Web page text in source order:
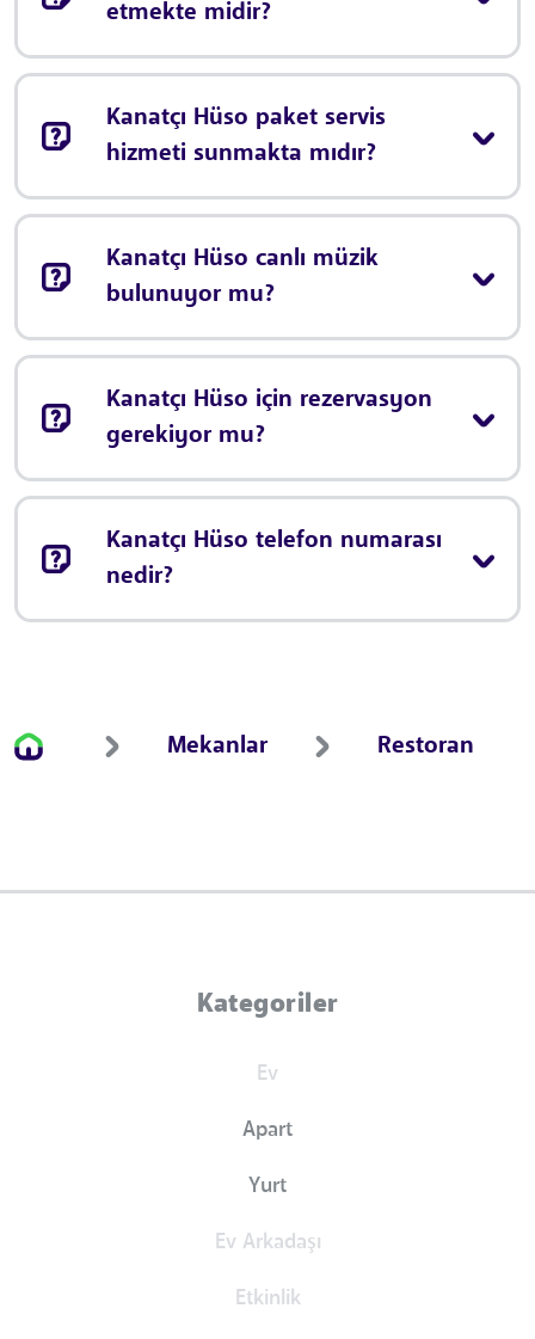
etmekte midir?
Kanatçı Hüso paket servis
hizmeti sunmakta mıdır?
Kanatçı Hüso canlı müzik
bulunuyor mu?
Kanatçı Hüso için rezervasyon
gerekiyor mu?
Kanatçı Hüso telefon numarası
nedir?
Mekanlar Restoran
Kategoriler
Ev
Apart
Yurt
Ev Arkadaşı
Etkinlik